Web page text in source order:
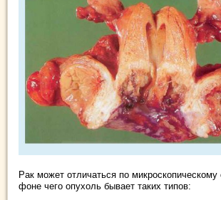
Рак может отличаться по
фоне чего опухоль бывает таких типов: